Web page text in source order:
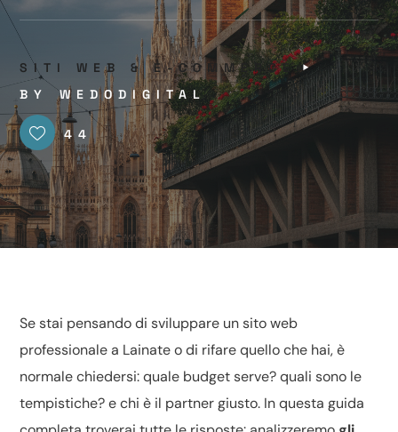
SITI WEB & E-COMMERCE
BYWEDODIGITAL
44
Se stai pensando disviluppare un sito web
professionale a Lainate o di rifare quello che hai, è
normale chiedersi: quale budget serve? quali sono le
tempistiche? e chi è il partner giusto. In questa guida